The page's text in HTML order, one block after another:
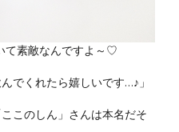
て素敵なんですよ～♡
でくれたら嬉しいです…♪」
このしん」さんは本名だそ